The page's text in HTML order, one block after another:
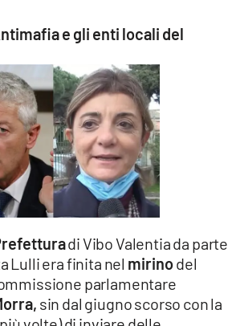
e gli enti locali del
di Vibo Valentia da parte
Lulli era finita nel mirinodel
parlamentare
sin dal giugno scorso con la